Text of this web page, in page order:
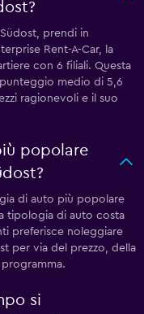
prendi in
Rent-A-Car, la
con 6 filiali. Questa
medio di 5,6
ragionevoli e il suo
popolare
di auto più popolare
tipologia di auto costa
preferisce noleggiare
per via del prezzo, della
si